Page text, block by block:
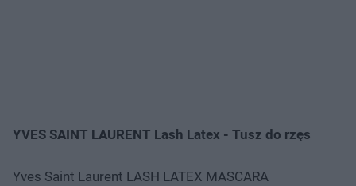
YVES SAINT LAURENT Lash Latex - Tusz do rzęs
Yves Saint Laurent LASH LATEX MASCARA